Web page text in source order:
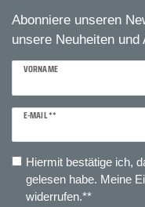
Abonniere unseren
unsere Neuheiten
VORNAME
E-MAIL **
Newsletter
Hiermit bestätige ich,
gelesen habe. Meine
widerrufen.**